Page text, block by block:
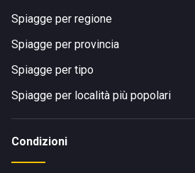
Spiagge per regione
Spiagge per provincia
Spiagge per tipo
Spiagge per località più popolari
Condizioni